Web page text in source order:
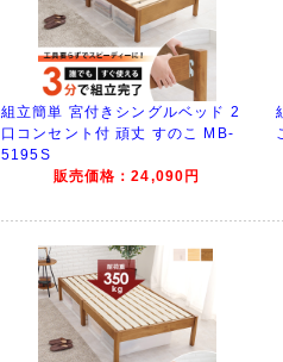
組立簡単 宮付きシングルベッド 2
口コンセント付 頑丈 すのこ MB-
5195S
販売価格：24,090円